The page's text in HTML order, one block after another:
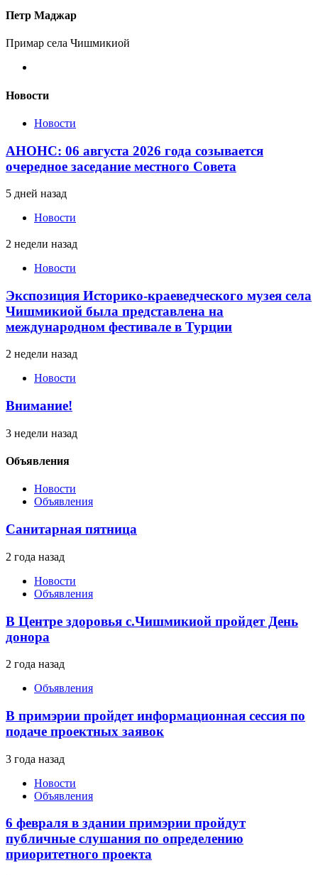
Петр Маджар
Примар села Чишмикиой
Новости
Новости
АНОНС: 06 августа 2026 года созывается
очередное заседание местного Совета
5 дней назад
Новости
2 недели назад
Новости
Экспозиция Историко-краеведческого музея села
Чишмикиой была представлена на
международном фестивале в Турции
2 недели назад
Новости
Внимание!
3 недели назад
Объявления
Новости
Объявления
Санитарная пятница
2 года назад
Новости
Объявления
В Центре здоровья с.Чишмикиой пройдет День
донора
2 года назад
Объявления
В примэрии пройдет информационная сессия по
подаче проектных заявок
3 года назад
Новости
Объявления
6 февраля в здании примэрии пройдут
публичные слушания по определению
приоритетного проекта